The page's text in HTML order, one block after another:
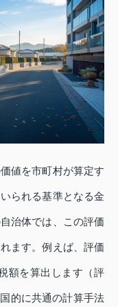
値を市町村が算定す
られる基準となる金
治体では、この評価
ます。例えば、評価
額を算出します（評
的に共通の計算手法